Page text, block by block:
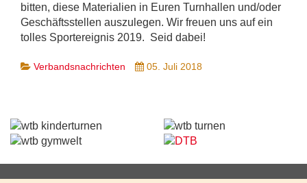
bitten, diese Materialien in Euren Turnhallen und/oder
Geschäftsstellen auszulegen. Wir freuen uns auf ein
tolles Sportereignis 2019. Seid dabei!
Verbandsnachrichten 05. Juli 2018